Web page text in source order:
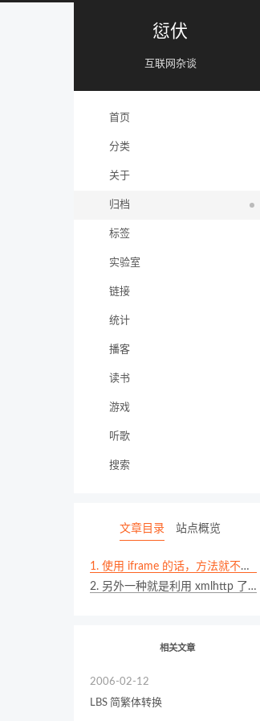
愆伏
互联网杂谈
首页
分类
关于
归档
标签
实验室
链接
统计
播客
读书
游戏
听歌
搜索
文章目录 站点概览
1. 使用 iframe 的话，方法就不多说了。
2. 另外一种就是利用 xmlhttp 了从别的网站上扒了。
相关文章
2006-02-12
LBS 简繁体转换